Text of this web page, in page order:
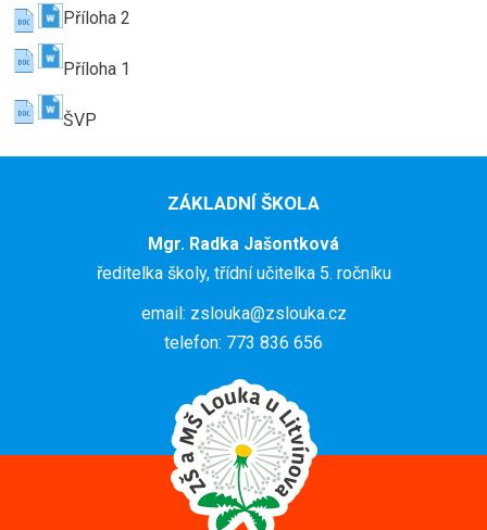
Dokumenty
Kontakty
Facebook
Příloha 2
Příloha 1
ŠVP
ZÁKLADNÍ ŠKOLA
Mgr. Radka Jašontková
ředitelka školy, třídní učitelka 5. ročníku
email: zslouka@zslouka.cz
telefon: 773 836 656